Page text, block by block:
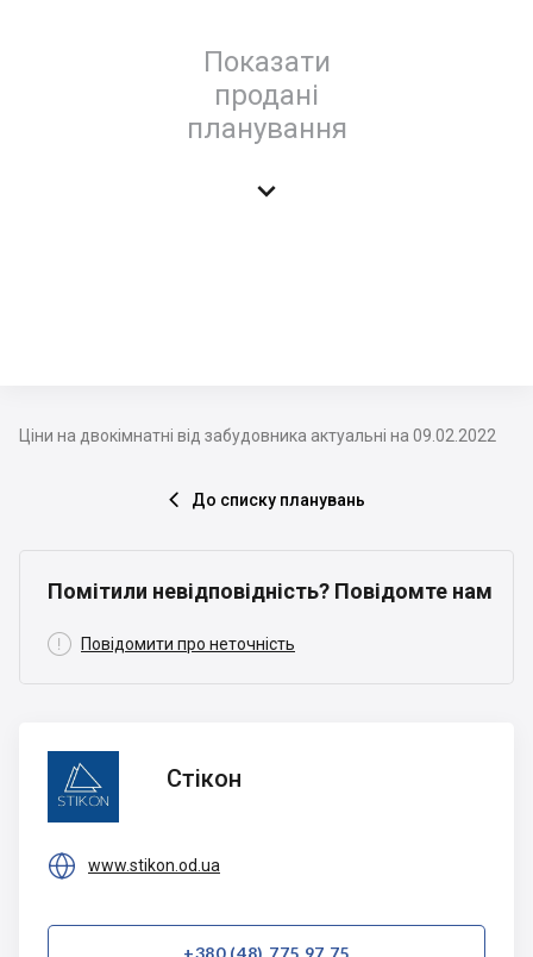
Показати
продані
планування

Ціни на двокімнатні від забудовника актуальні на 09.02.2022
 До списку планувань
Помітили невідповідність? Повідомте нам
 Повідомити про неточність
Стікон
Стікон
 www.stikon.od.ua
+380 (48) 775 97 75